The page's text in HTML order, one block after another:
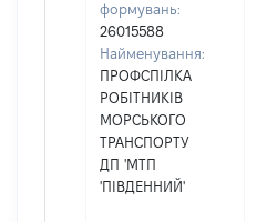
формувань:
26015588
Найменування:
ПРОФСПІЛКА
РОБІТНИКІВ
МОРСЬКОГО
ТРАНСПОРТУ
ДП 'МТП
'ПІВДЕННИЙ'